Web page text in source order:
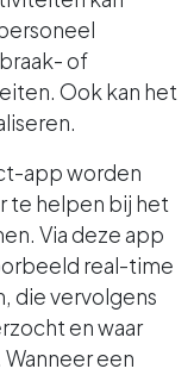
of
Ook kan het
app worden
te helpen bij het
Via deze app
real-time
die vervolgens
en waar
een